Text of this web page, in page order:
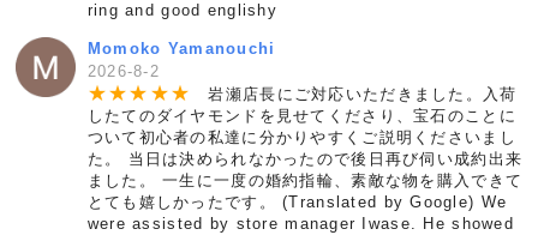
ring and good englishy
Momoko Yamanouchi
2026-8-2
★★★ ★★
岩瀬店長にご対応いただきました。入荷
したてのダイヤモンドを見せてくださり、宝石のことに
ついて初心者の私達に分かりやすくご説明くださいまし
た。 当日は決められなかったので後日再び伺い成約出来
ました。 一生に一度の婚約指輪、素敵な物を購入できて
とても嬉しかったです。 (Translated by Google) We
were assisted by store manager Iwase. He showed